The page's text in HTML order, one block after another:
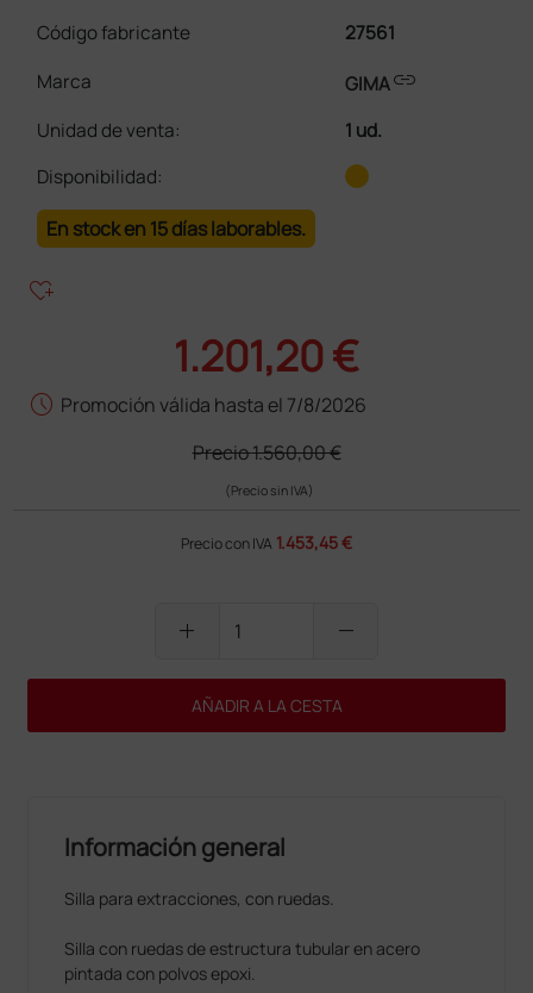
Código fabricante
27561
Marca
GIMAlink
Unidad de venta:
1 ud.
Disponibilidad:
En stock en 15 días laborables.
heart_plus
1.201,20 €
schedule Promoción válida hasta el 7/8/2026
Precio1.560,00 €
(Precio sin IVA)
Precio con IVA 1.453,45 €
add remove
AÑADIR A LA CESTA
Información general
Silla para extracciones, con ruedas.
Silla con ruedas de estructura tubular en acero
pintada con polvos epoxi.